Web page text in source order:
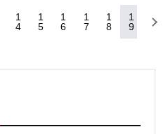
1
4
1
5
1
6
1
7
1
8
1
9